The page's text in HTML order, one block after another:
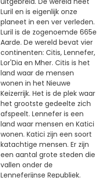
Luril en is eigenlijk onze
planeet in een ver verleden.
Luril is de zogenoemde 665e
Aarde. De wereld bevat vier
continenten: Citis, Lennefer,
Lor'Dia en Mher. Citis is het
land waar de mensen
wonen in het Nieuwe
Keizerrijk. Het is de plek waar
het grootste gedeelte zich
afspeelt. Lennefer is een
land waar mensen en Katici
wonen. Katici zijn een soort
katachtige mensen. Er zijn
een aantal grote steden die
vallen onder de
Lenneferijnse Republiek.